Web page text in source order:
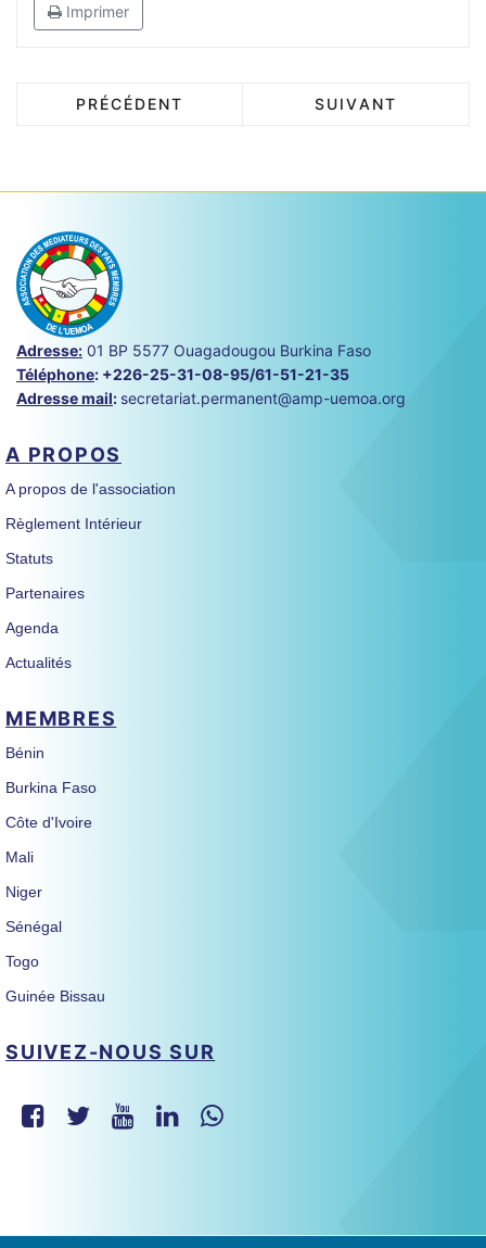
Imprimer
PRÉCÉDENT SUIVANT
Adresse: 01 BP 5577 Ouagadougou Burkina Faso
Téléphone: +226-25-31-08-95/61-51-21-35
Adresse mail: secretariat.permanent@amp-uemoa.org
A PROPOS
A propos de l'association
Règlement Intérieur
Statuts
Partenaires
Agenda
Actualités
MEMBRES
Bénin
Burkina Faso
Côte d'Ivoire
Mali
Niger
Sénégal
Togo
Guinée Bissau
SUIVEZ-NOUS SUR